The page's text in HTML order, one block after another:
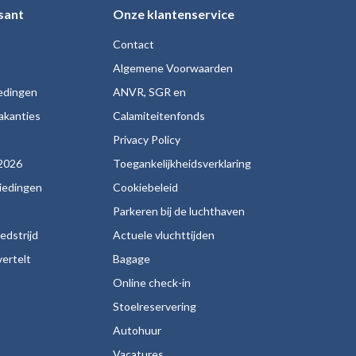
Onze klantenservice
Contact
Algemene Voorwaarden
ANVR, SGR en
Calamiteitenfonds
Privacy Policy
Toegankelijkheidsverklaring
Cookiebeleid
Parkeren bij de luchthaven
Actuele vluchttijden
Bagage
Online check-in
Stoelreservering
Autohuur